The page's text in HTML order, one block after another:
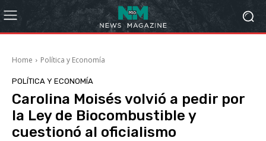
Home Política y Economía
POLÍTICA Y ECONOMÍA
Carolina Moisés volvió a pedir por
la Ley de Biocombustible y
cuestionó al oficialismo